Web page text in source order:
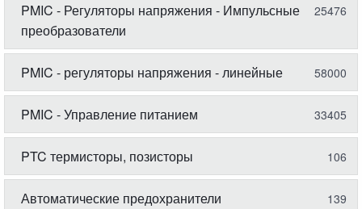
PMIC - Регуляторы напряжения - Импульсные
преобразователи
25476
PMIC - регуляторы напряжения - линейные 58000
PMIC - Управление питанием 33405
PTC термисторы, позисторы 106
Автоматические предохранители 139